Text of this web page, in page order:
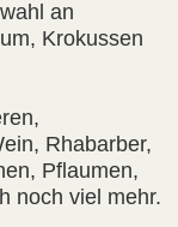
an
Krokussen
Rhabarber,
Pflaumen,
noch viel mehr.